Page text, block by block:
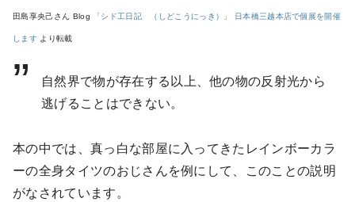
田島享央己さん Blog 「シド工日記 （しどこうにっき）」 日本橋三越本店で個展を開催
しますより転載
自然界で物が存在する以上、他の物の反射光から
逃げることはできない。
本の中では、真っ白な部屋に入ってきたレインボーカラ
ーの全身タイツのおじさんを例にして、このことの説明
がなされています。